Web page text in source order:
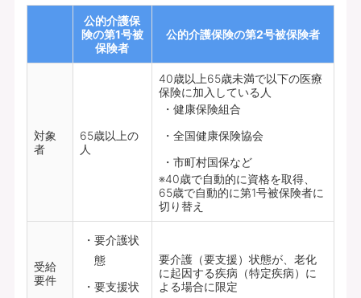
公的介護保
険の第1号被
保険者
公的介護保険の第2号被保険者
対象
者
65歳以上の
人
40歳以上65歳未満で以下の医療
保険に加入している人
健康保険組合
全国健康保険協会
市町村国保など
※40歳で自動的に資格を取得、
65歳で自動的に第1号被保険者に
切り替え
受給
要件
要介護状
態
要支援状
要介護（要支援）状態が、老化
に起因する疾病（特定疾病）に
よる場合に限定